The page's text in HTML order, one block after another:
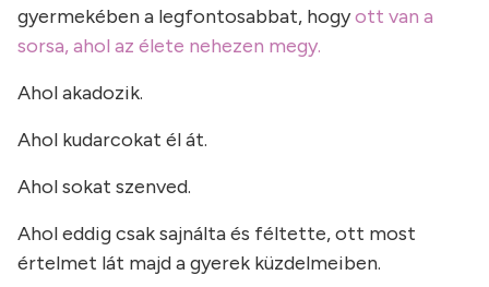
gyermekében a legfontosabbat, hogyott van a
sorsa, ahol az élete nehezen megy.
Ahol akadozik.
Ahol kudarcokat él át.
Ahol sokat szenved.
Ahol eddig csak sajnálta és féltette, ott most
értelmet lát majd a gyerek küzdelmeiben.